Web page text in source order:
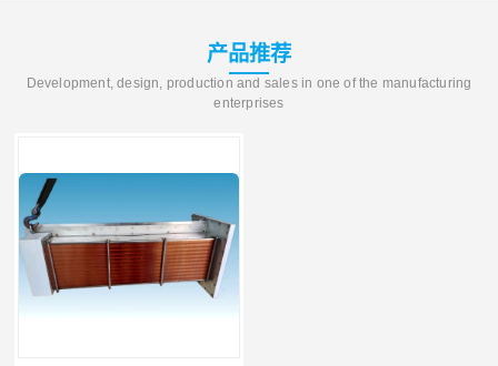
产品推荐
Development, design, production and sales in one of the manufacturing
enterprises